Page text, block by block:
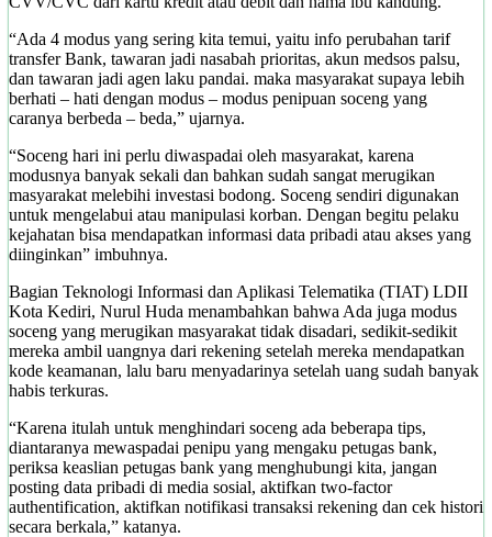
“Ada 4 modus yang sering kita temui, yaitu info perubahan tarif
transfer Bank, tawaran jadi nasabah prioritas, akun medsos palsu,
dan tawaran jadi agen laku pandai. maka masyarakat supaya lebih
berhati – hati dengan modus – modus penipuan soceng yang
caranya berbeda – beda,” ujarnya.
“Soceng hari ini perlu diwaspadai oleh masyarakat, karena
modusnya banyak sekali dan bahkan sudah sangat merugikan
masyarakat melebihi investasi bodong. Soceng sendiri digunakan
untuk mengelabui atau manipulasi korban. Dengan begitu pelaku
kejahatan bisa mendapatkan informasi data pribadi atau akses yang
diinginkan” imbuhnya.
Bagian Teknologi Informasi dan Aplikasi Telematika (TIAT) LDII
Kota Kediri, Nurul Huda menambahkan bahwa Ada juga modus
soceng yang merugikan masyarakat tidak disadari, sedikit-sedikit
mereka ambil uangnya dari rekening setelah mereka mendapatkan
kode keamanan, lalu baru menyadarinya setelah uang sudah banyak
habis terkuras.
“Karena itulah untuk menghindari soceng ada beberapa tips,
diantaranya mewaspadai penipu yang mengaku petugas bank,
periksa keaslian petugas bank yang menghubungi kita, jangan
posting data pribadi di media sosial, aktifkan two-factor
authentification, aktifkan notifikasi transaksi rekening dan cek histori
secara berkala,” katanya.